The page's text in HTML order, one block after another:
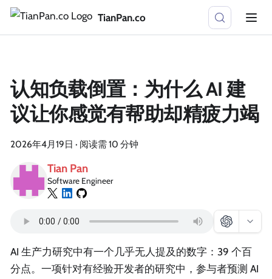
TianPan.co
认知负载倒置：为什么 AI 建
议让你感觉有帮助却精疲力竭
2026年4月19日 · 阅读需 10 分钟
Tian Pan
Software Engineer
AI 生产力研究中有一个几乎无人提及的数字：39 个百
分点。一项针对有经验开发者的研究中，参与者预测 AI